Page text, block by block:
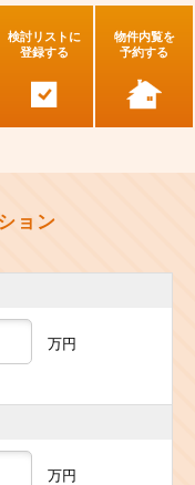
検討リストに
登録する
物件内覧を
予約する
ョン
万円
万円